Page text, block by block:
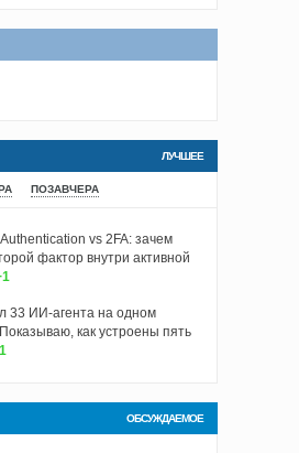
ЛУЧШЕЕ
ПОЗАВЧЕРА
vs 2FA: зачем
фактор внутри активной
33 ИИ-агента на одном
как устроены пять
ОБСУЖДАЕМОЕ